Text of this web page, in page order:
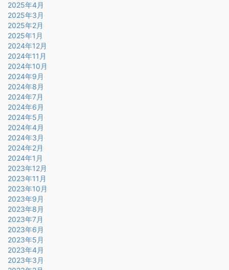
2025年4月
2025年3月
2025年2月
2025年1月
2024年12月
2024年11月
2024年10月
2024年9月
2024年8月
2024年7月
2024年6月
2024年5月
2024年4月
2024年3月
2024年2月
2024年1月
2023年12月
2023年11月
2023年10月
2023年9月
2023年8月
2023年7月
2023年6月
2023年5月
2023年4月
2023年3月